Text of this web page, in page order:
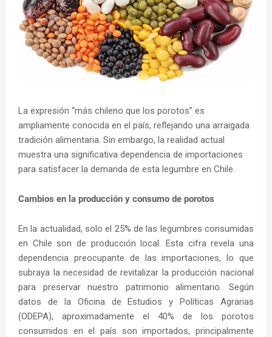
La expresión “más chileno que los porotos” es
ampliamente conocida en el país, reflejando una arraigada
tradición alimentaria. Sin embargo, la realidad actual
muestra una significativa dependencia de importaciones
para satisfacer la demanda de esta legumbre en Chile.
Cambios en la producción y consumo de porotos
En la actualidad, solo el 25% de las legumbres consumidas
en Chile son de producción local. Esta cifra revela una
dependencia preocupante de las importaciones, lo que
subraya la necesidad de revitalizar la producción nacional
para preservar nuestro patrimonio alimentario. Según
datos de la Oficina de Estudios y Políticas Agrarias
(ODEPA), aproximadamente el 40% de los porotos
consumidos en el país son importados, principalmente